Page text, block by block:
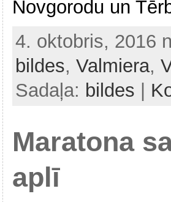
Novgorodu un
4. oktobris, 2016
bildes, Valmiera,
Sadaļa: bildes |
Maratona
aplī